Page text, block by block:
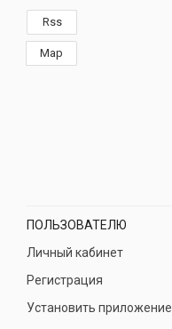
Rss
Map
ПОЛЬЗОВАТЕЛЮ
Личный кабинет
Регистрация
Установить приложение